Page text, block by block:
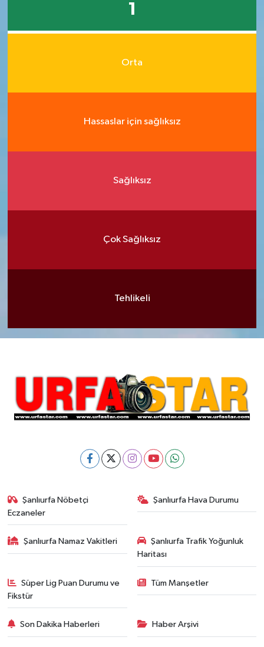
1
Orta
Hassaslar için sağlıksız
Sağlıksız
Çok Sağlıksız
Tehlikeli
Şanlıurfa Nöbetçi
Eczaneler
Şanlıurfa Hava Durumu
Şanlıurfa Namaz Vakitleri
Şanlıurfa Trafik Yoğunluk
Haritası
Süper Lig Puan Durumu ve
Fikstür
Tüm Manşetler
Son Dakika Haberleri Haber Arşivi